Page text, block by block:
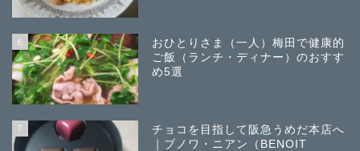
6
おひとりさま（一人）梅田で健康的
ご飯（ランチ・ディナー）のおすす
め5選
7
チョコを目指して阪急うめだ本店へ
｜ブノワ・ニアン（BENOIT